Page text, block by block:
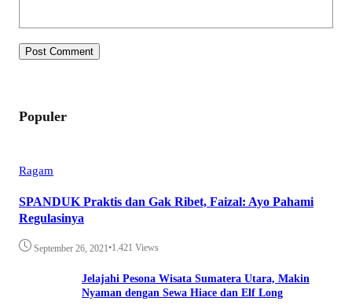
Populer
Ragam
SPANDUK Praktis dan Gak Ribet, Faizal: Ayo Pahami
Regulasinya
September 26, 2021•1.421 Views
Jelajahi Pesona Wisata Sumatera Utara, Makin
Nyaman dengan Sewa Hiace dan Elf Long